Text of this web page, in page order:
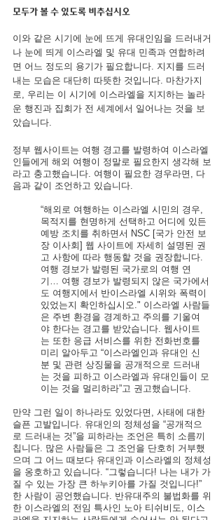
모두가 볼 수 있도록 비추십시오
이와 같은 시기에 눈에 뜨게 유대인임을 드러내거
나 눈에 띄게 이스라엘 및 유대 민족과 연합하려
면 어느 정도의 용기가 필요합니다. 지지를 드러
내는 모습은 대단히 따뜻한 것입니다. 마찬가지
로, 우리는 이 시기에 이스라엘을 지지하는 놀라
운 행진과 집회가 전 세계에서 일어나는 것을 보
았습니다.
정부 웹사이트는 여행 경고를 발령하여 이스라엘
인들에게 해외 여행이 정말로 필요한지 생각해 보
라고 충고했습니다. 여행이 필요한 경우라면, 다
음과 같이 조언하고 있습니다.
“해외로 여행하는 이스라엘 시민의 경우,
목적지를 현명하게 선택하고 어디에 있든
예방 조치를 취하면서 NSC [국가 안전 보
장 이사회] 웹 사이트에 자세히 설명된 권
고 사항에 따라 행동할 것을 권장합니다.
여행 경보가 발령된 국가로의 여행 연
기… 여행 경보가 발령되지 않은 국가에서
도 여행지에서 반이스라엘 시위와 폭력이
있었는지 확인하십시오." 이스라엘 사람들
은 주변 환경을 경계하고 주의를 기울여
야 한다는 경고를 받았습니다. 웹사이트
는 또한 응급 서비스를 위한 전화번호를
미리 알아두고 “이스라엘인과 유대인 신
분 및 관련 상징물을 공개적으로 드러내
는 것을 피하고 이스라엘과 유대인들이 모
이는 것을 멀리하라”고 권고했습니다.
만약 그런 일이 하나라도 있었다면, 사태에 대한
슬픈 고발입 니다. 유대인의 정체성을 “공개적으
로 드러내는 것”을 피하라는 조언은 특히 소름끼
칩니다. 많은 사람들은 그 조언을 단호히 거부했
으며 그 어느 때보다 유대인과 이스라엘의 정체성
을 옹호하고 있습니다. “그렇습니다! 나는 내가 가
질 수 있는 가장 큰 하누키아를 가질 것입니다!”
한 사람이 공언했습니다. 반유대주의 불법화를 위
한 이스라엘의 전임 특사인 노아 티쉬비도, 이스